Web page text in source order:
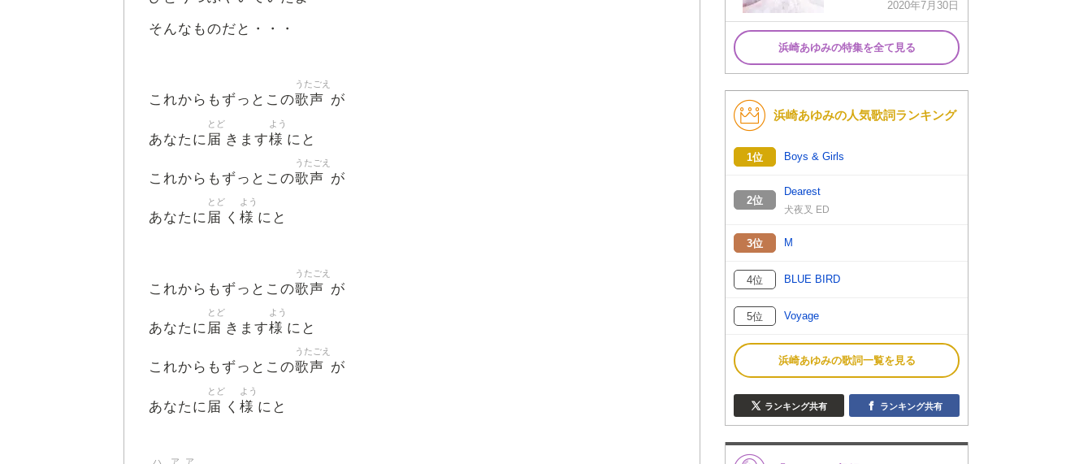
そんなものだと・・・
これからもずっとこの歌声
うたごえ
が
あなたに 届
とど
きます様
よう
にと
これからもずっとこの歌声
うたごえ
が
あなたに 届
とど
く 様
よう
にと
これからもずっとこの歌声
うたごえ
が
あなたに 届
とど
きます様
よう
にと
これからもずっとこの歌声
うたごえ
が
あなたに 届
とど
く 様
よう
にと
ハ ア ア
2020年7月30日
浜崎あゆみの特集を全て見る
浜崎あゆみの人気歌詞ランキング
1位 Boys & Girls
2位
Dearest
犬夜叉 ED
3位 M
4位 BLUE BIRD
5位 Voyage
浜崎あゆみの歌詞一覧を見る
ランキング共有 ランキング共有